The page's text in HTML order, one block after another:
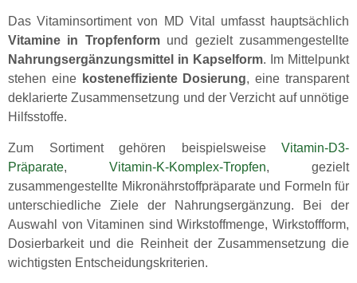
Das Vitaminsortiment von MD Vital umfasst hauptsächlich
Vitamine in Tropfenformund gezielt zusammengestellte
Nahrungsergänzungsmittel in Kapselform. Im Mittelpunkt
stehen eine kosteneffiziente Dosierung, eine transparent
deklarierte Zusammensetzung und der Verzicht auf unnötige
Hilfsstoffe.
Zum Sortiment gehören beispielsweise Vitamin-D3-
Präparate, Vitamin-K-Komplex-Tropfen, gezielt
zusammengestellte Mikronährstoffpräparate und Formeln für
unterschiedliche Ziele der Nahrungsergänzung. Bei der
Auswahl von Vitaminen sind Wirkstoffmenge, Wirkstoffform,
Dosierbarkeit und die Reinheit der Zusammensetzung die
wichtigsten Entscheidungskriterien.